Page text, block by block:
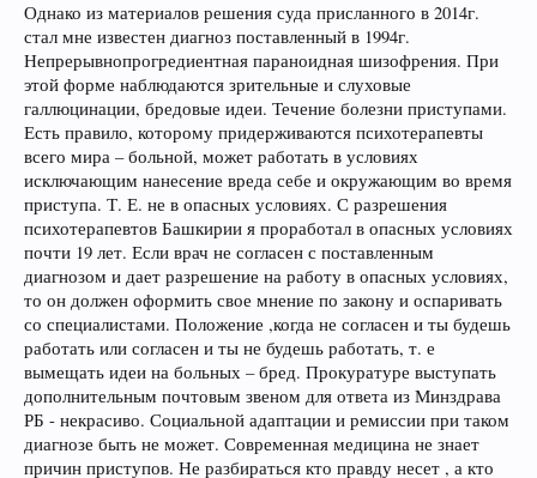
Однако из материалов решения суда присланного в 2014г.
стал мне известен диагноз поставленный в 1994г.
Непрерывнопрогредиентная параноидная шизофрения. При
этой форме наблюдаются зрительные и слуховые
галлюцинации, бредовые идеи. Течение болезни приступами.
Есть правило, которому придерживаются психотерапевты
всего мира – больной, может работать в условиях
исключающим нанесение вреда себе и окружающим во время
приступа. Т. Е. не в опасных условиях. С разрешения
психотерапевтов Башкирии я проработал в опасных условиях
почти 19 лет. Если врач не согласен с поставленным
диагнозом и дает разрешение на работу в опасных условиях,
то он должен оформить свое мнение по закону и оспаривать
со специалистами. Положение ,когда не согласен и ты будешь
работать или согласен и ты не будешь работать, т. е
вымещать идеи на больных – бред. Прокуратуре выступать
дополнительным почтовым звеном для ответа из Минздрава
РБ - некрасиво. Социальной адаптации и ремиссии при таком
диагнозе быть не может. Современная медицина не знает
причин приступов. Не разбираться кто правду несет , а кто